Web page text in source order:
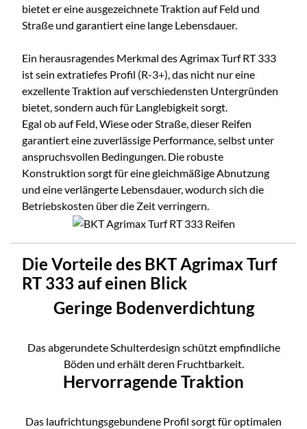
bietet er eine ausgezeichnete Traktion auf Feld und
Straße und garantiert eine lange Lebensdauer.
Ein herausragendes Merkmal des Agrimax Turf RT 333
ist sein extratiefes Profil (R-3+), das nicht nur eine
exzellente Traktion auf verschiedensten Untergründen
bietet, sondern auch für Langlebigkeit sorgt.
Egal ob auf Feld, Wiese oder Straße, dieser Reifen
garantiert eine zuverlässige Performance, selbst unter
anspruchsvollen Bedingungen. Die robuste
Konstruktion sorgt für eine gleichmäßige Abnutzung
und eine verlängerte Lebensdauer, wodurch sich die
Betriebskosten über die Zeit verringern.
Die Vorteile des BKT Agrimax Turf
RT 333 auf einen Blick
Geringe Bodenverdichtung
Das abgerundete Schulterdesign schützt empfindliche
Böden und erhält deren Fruchtbarkeit.
Hervorragende Traktion
Das laufrichtungsgebundene Profil sorgt für optimalen